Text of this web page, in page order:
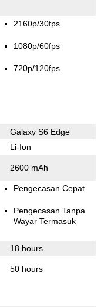
2160p/30fps
1080p/60fps
720p/120fps
Galaxy S6 Edge
Li-Ion
2600 mAh
Pengecasan Cepat
Pengecasan Tanpa
Wayar Termasuk
18 hours
50 hours